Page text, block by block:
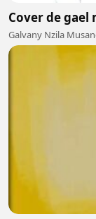
Cover de gael
Galvany Nzila